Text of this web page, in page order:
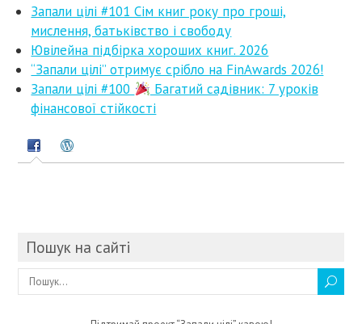
Запали цілі #101 Сім книг року про гроші,
мислення, батьківство і свободу
Ювілейна підбірка хороших книг. 2026
“Запали цілі” отримує срібло на FinAwards 2026!
Запали цілі #100
Багатий садівник: 7 уроків
фінансової стійкості
Пошук на сайті